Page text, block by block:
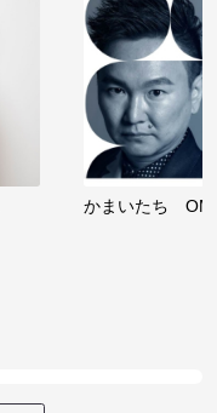
かまいたち